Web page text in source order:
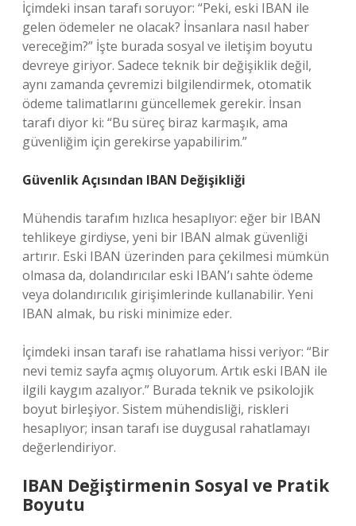
İçimdeki insan tarafı soruyor: “Peki, eski IBAN ile
gelen ödemeler ne olacak? İnsanlara nasıl haber
vereceğim?” İşte burada sosyal ve iletişim boyutu
devreye giriyor. Sadece teknik bir değişiklik değil,
aynı zamanda çevremizi bilgilendirmek, otomatik
ödeme talimatlarını güncellemek gerekir. İnsan
tarafı diyor ki: “Bu süreç biraz karmaşık, ama
güvenliğim için gerekirse yapabilirim.”
Güvenlik Açısından IBAN Değişikliği
Mühendis tarafım hızlıca hesaplıyor: eğer bir IBAN
tehlikeye girdiyse, yeni bir IBAN almak güvenliği
artırır. Eski IBAN üzerinden para çekilmesi mümkün
olmasa da, dolandırıcılar eski IBAN’ı sahte ödeme
veya dolandırıcılık girişimlerinde kullanabilir. Yeni
IBAN almak, bu riski minimize eder.
İçimdeki insan tarafı ise rahatlama hissi veriyor: “Bir
nevi temiz sayfa açmış oluyorum. Artık eski IBAN ile
ilgili kaygım azalıyor.” Burada teknik ve psikolojik
boyut birleşiyor. Sistem mühendisliği, riskleri
hesaplıyor; insan tarafı ise duygusal rahatlamayı
değerlendiriyor.
IBAN Değiştirmenin Sosyal ve Pratik
Boyutu